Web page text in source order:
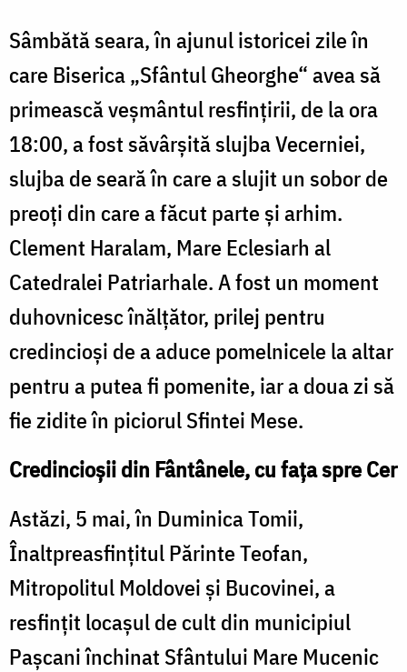
Sâmbătă seara, în ajunul istoricei zile în
care Biserica „Sfântul Gheorghe“ avea să
primească veşmântul resfinţirii, de la ora
18:00, a fost săvârşită slujba Vecerniei,
slujba de seară în care a slujit un sobor de
preoţi din care a făcut parte şi arhim.
Clement Haralam, Mare Eclesiarh al
Catedralei Patriarhale. A fost un moment
duhovnicesc înălţător, prilej pentru
credincioşi de a aduce pomelnicele la altar
pentru a putea fi pomenite, iar a doua zi să
fie zidite în piciorul Sfintei Mese.
Credincioşii din Fântânele, cu faţa spre Cer
Astăzi, 5 mai, în Duminica Tomii,
Înaltpreasfinţitul Părinte Teofan,
Mitropolitul Moldovei şi Bucovinei, a
resfinţit locaşul de cult din municipiul
Paşcani închinat Sfântului Mare Mucenic